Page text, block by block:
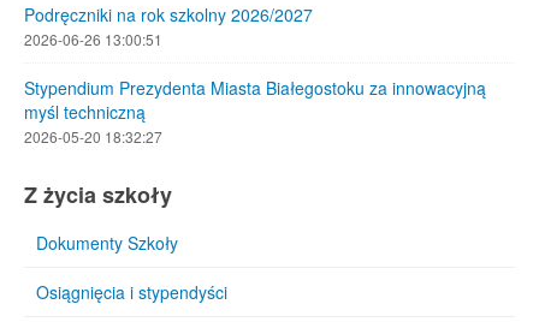
Podręczniki na rok szkolny 2026/2027
2026-06-26 13:00:51
Stypendium Prezydenta Miasta Białegostoku za innowacyjną
myśl techniczną
2026-05-20 18:32:27
Z życia szkoły
Dokumenty Szkoły
Osiągnięcia i stypendyści